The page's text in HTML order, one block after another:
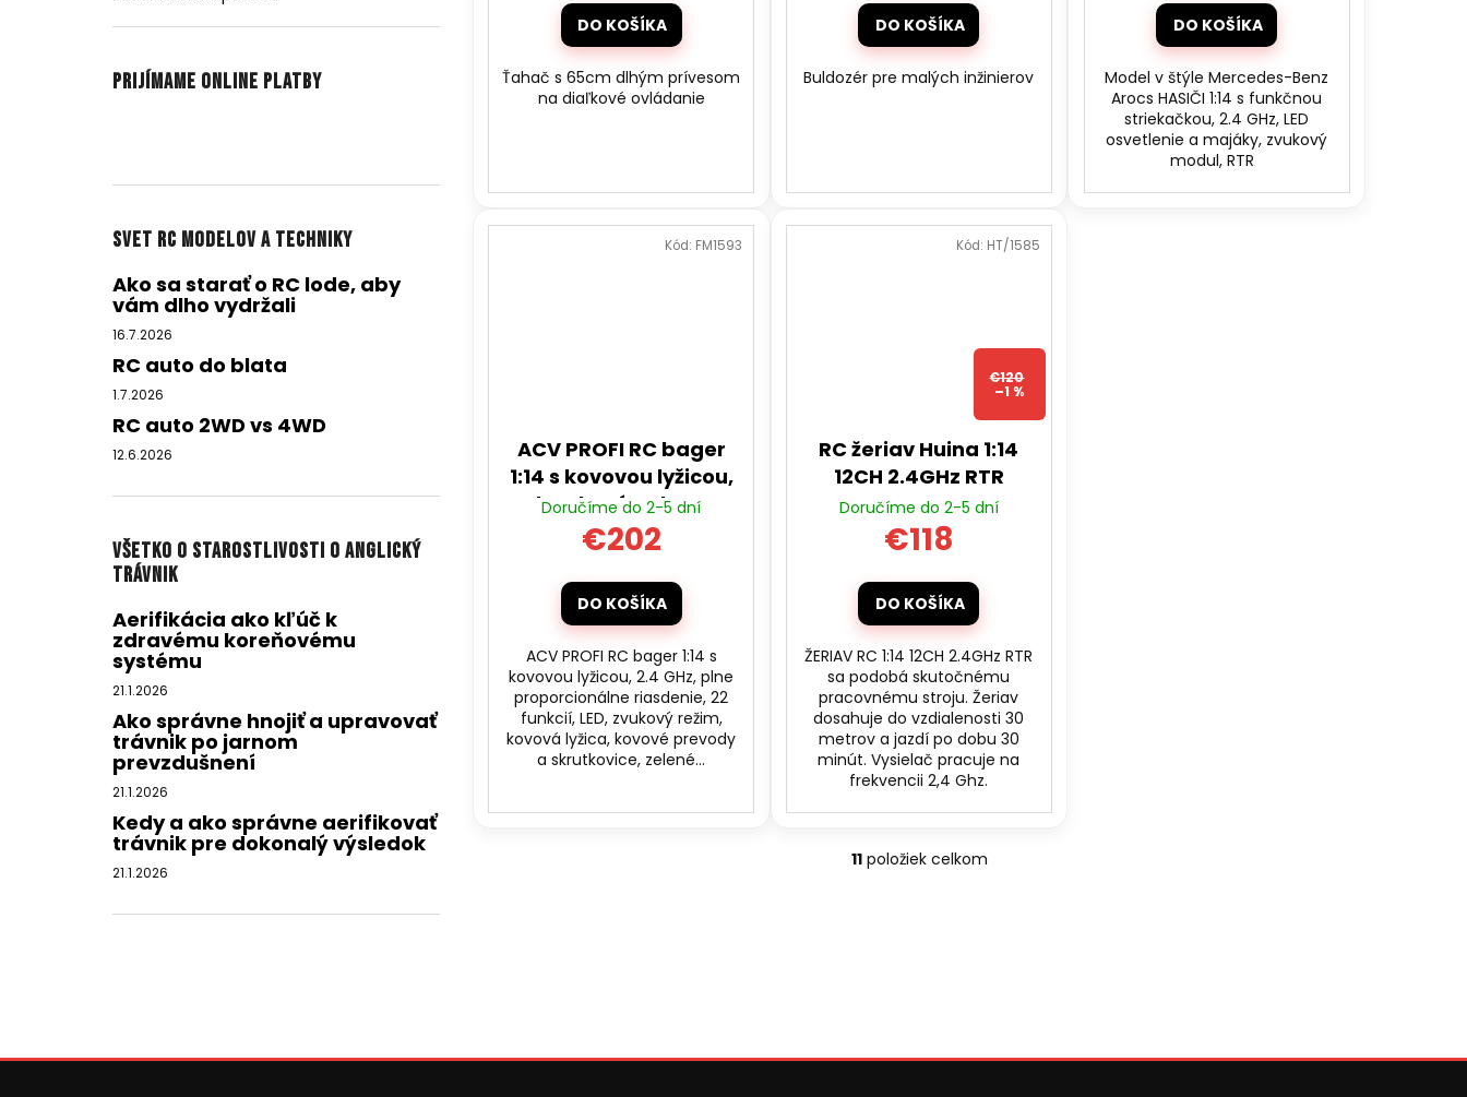
Prijímame online platby
Svet RC modelov a techniky
Ako sa starať o RC lode, aby
vám dlho vydržali
16.7.2026
RC auto do blata
1.7.2026
RC auto 2WD vs 4WD
12.6.2026
Všetko o starostlivosti o anglický
trávnik
Aerifikácia ako kľúč k
zdravému koreňovému
systému
21.1.2026
Ako správne hnojiť a upravovať
trávnik po jarnom
prevzdušnení
21.1.2026
Kedy a ako správne aerifikovať
trávnik pre dokonalý výsledok
21.1.2026
DO KOŠÍKA
Ťahač s 65cm dlhým prívesom
na diaľkové ovládanie
DO KOŠÍKA
Buldozér pre malých inžinierov
DO KOŠÍKA
Model v štýle Mercedes-Benz
Arocs HASIČI 1:14 s funkčnou
striekačkou, 2.4 GHz, LED
osvetlenie a majáky, zvukový
modul, RTR
ACV PROFI RC bager
1:14 s kovovou lyžicou,
skrutkové pohony,
proporcionálne, 22
funkcií, LED, RTR
Doručíme do 2-5 dní
€202
DO KOŠÍKA
ACV PROFI RC bager 1:14 s
kovovou lyžicou, 2.4 GHz, plne
proporcionálne riasdenie, 22
funkcií, LED, zvukový režim,
kovová lyžica, kovové prevody
a skrutkovice, zelené...
Kód: FM1593
€120
–1 %
RC žeriav Huina 1:14
12CH 2.4GHz RTR
Doručíme do 2-5 dní
€118
DO KOŠÍKA
ŽERIAV RC 1:14 12CH 2.4GHz RTR
sa podobá skutočnému
pracovnému stroju. Žeriav
dosahuje do vzdialenosti 30
metrov a jazdí po dobu 30
minút. Vysielač pracuje na
frekvencii 2,4 Ghz.
Kód: HT/1585
O
e
11položiek celkom